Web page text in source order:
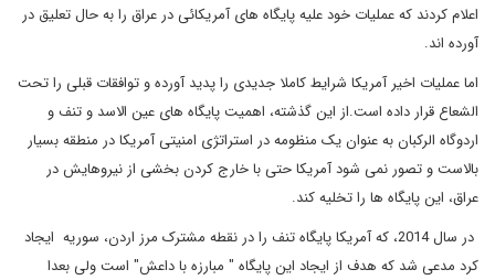
اعلام کردند که عملیات خود علیه پایگاه های آمریکائی در عراق را به حال تعلیق در
آورده اند.
اما عملیات اخیر آمریکا شرایط کاملا جدیدی را پدید آورده و توافقات قبلی را تحت
الشعاع قرار داده است.از این گذشته، اهمیت پایگاه های عین الاسد و تنف و
اردوگاه الرکبان به عنوان یک منظومه در استراتژی امنیتی آمریکا در منطقه بسیار
بالاست و تصور نمی شود آمریکا حتی با خارج کردن بخشی از نیروهایش در
عراق، این پایگاه ها را تخلیه کند.
در سال 2014، که آمریکا پایگاه تنف را در نقطه مشترک مرز اردن، سوریه ایجاد
کرد مدعی شد که هدف از ایجاد این پایگاه " مبارزه با داعش" است ولی بعدا